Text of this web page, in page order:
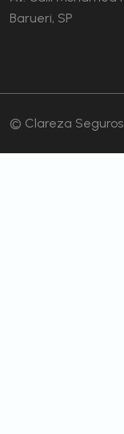
Barueri, SP
© Clareza Seguros